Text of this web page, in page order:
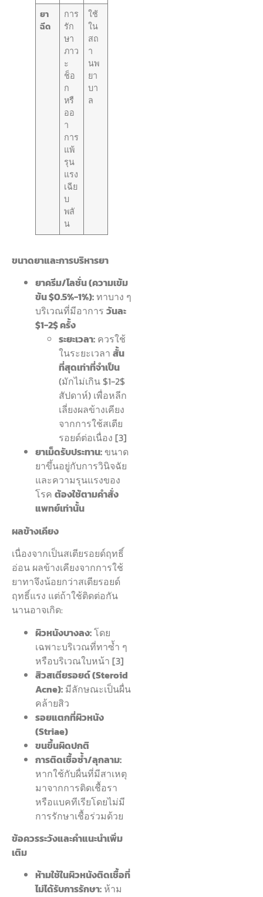
ยา
ฉีด
การ
รัก
ษา
ภาว
ะ
ช็อ
ก
หรื
ออ
า
การ
แพ้
รุน
แรง
เฉีย
บ
พลั
น
ใช้
ใน
สถ
า
นพ
ยา
บา
ล
ขนาดยาและการบริหารยา
ยาครีม/โลชั่น (ความเข้ม
ข้น $0.5%-1%):ทาบาง ๆ
บริเวณที่มีอาการ วันละ
$1-2$ ครั้ง
ระยะเวลา: ควรใช้
ในระยะเวลา สั้น
ที่สุดเท่าที่จำเป็น
(มักไม่เกิน $1-2$
สัปดาห์) เพื่อหลีก
เลี่ยงผลข้างเคียง
จากการใช้สเตีย
รอยด์ต่อเนื่อง [3]
ยาเม็ดรับประทาน: ขนาด
ยาขึ้นอยู่กับการวินิจฉัย
และความรุนแรงของ
โรค ต้องใช้ตามคำสั่ง
แพทย์เท่านั้น
ผลข้างเคียง
เนื่องจากเป็นสเตียรอยด์ฤทธิ์
อ่อน ผลข้างเคียงจากการใช้
ยาทาจึงน้อยกว่าสเตียรอยด์
ฤทธิ์แรง แต่ถ้าใช้ติดต่อกัน
นานอาจเกิด:
ผิวหนังบางลง:โดย
เฉพาะบริเวณที่ทาซ้ำ ๆ
หรือบริเวณใบหน้า [3]
สิวสเตียรอยด์ (Steroid
Acne): มีลักษณะเป็นผื่น
คล้ายสิว
รอยแตกที่ผิวหนัง
(Striae)
ขนขึ้นผิดปกติ
การติดเชื้อซ้ำ/ลุกลาม:
หากใช้กับผื่นที่มีสาเหตุ
มาจากการติดเชื้อรา
หรือแบคทีเรียโดยไม่มี
การรักษาเชื้อร่วมด้วย
ข้อควรระวังและคำแนะนำเพิ่ม
เติม
ห้ามใช้ในผิวหนังติดเชื้อที่
ไม่ได้รับการรักษา: ห้าม